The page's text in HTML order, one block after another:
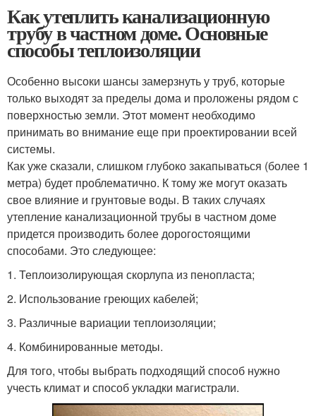
Как утеплить канализационную
трубу в частном доме. Основные
способы теплоизоляции
Особенно высоки шансы замерзнуть у труб, которые
только выходят за пределы дома и проложены рядом с
поверхностью земли. Этот момент необходимо
принимать во внимание еще при проектировании всей
системы.
Как уже сказали, слишком глубоко закапываться (более 1
метра) будет проблематично. К тому же могут оказать
свое влияние и грунтовые воды. В таких случаях
утепление канализационной трубы в частном доме
придется производить более дорогостоящими
способами. Это следующее:
1. Теплоизолирующая скорлупа из пенопласта;
2. Использование греющих кабелей;
3. Различные вариации теплоизоляции;
4. Комбинированные методы.
Для того, чтобы выбрать подходящий способ нужно
учесть климат и способ укладки магистрали.